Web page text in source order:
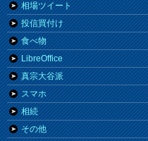
相場ツイート
投信買付け
食べ物
LibreOffice
真宗大谷派
スマホ
相続
その他